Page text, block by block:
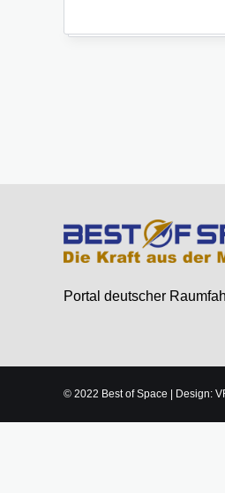
Portal deutscher
© 2022 Best of Space | Design: